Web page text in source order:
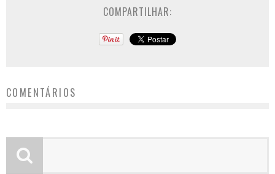
COMPARTILHAR:
COMENTÁRIOS